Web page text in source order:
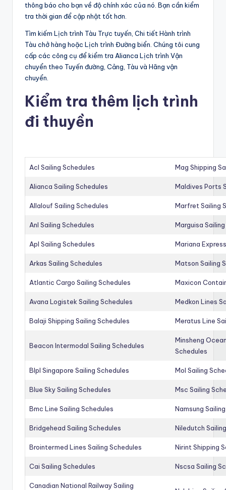
thông báo cho bạn về độ chính xác của nó. Bạn cần kiểm
tra thời gian để cập nhật tốt hơn.
Tìm kiếm Lịch trình Tàu Trực tuyến, Chi tiết Hành trình
Tàu chở hàng hoặc Lịch trình Đường biển. Chúng tôi cung
cấp các công cụ để kiểm tra Alianca Lịch trình Vận
chuyển theo Tuyến đường, Cảng, Tàu và Hãng vận
chuyển.
Kiểm tra thêm lịch trình
đi thuyền
Acl Sailing Schedules Mag Shipping
Alianca Sailing Schedules Maldives Ports
Allalouf Sailing Schedules Marfret Sailing
Anl Sailing Schedules Marguisa
Apl Sailing Schedules Mariana
Arkas Sailing Schedules Matson Sailing
Atlantic Cargo Sailing Schedules Maxicon
Avana Logistek Sailing Schedules Medkon Lines
Balaji Shipping Sailing Schedules Meratus Line
Beacon Intermodal Sailing Schedules
Minsheng
Schedules
Blpl Singapore Sailing Schedules Mol Sailing
Blue Sky Sailing Schedules Msc Sailing
Bmc Line Sailing Schedules Namsung
Bridgehead Sailing Schedules Niledutch
Brointermed Lines Sailing Schedules Nirint Shipping
Cai Sailing Schedules Nscsa Sailing
Canadian National Railway Sailing